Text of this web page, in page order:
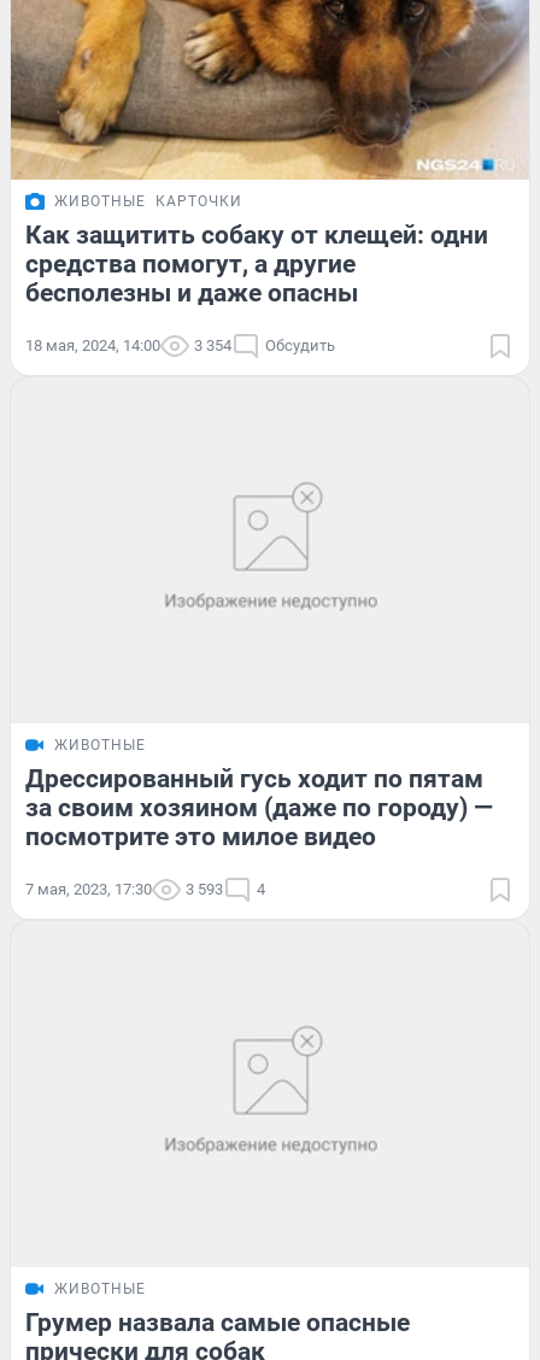
ЖИВОТНЫЕ КАРТОЧКИ
Как защитить собаку от клещей: одни
средства помогут, а другие
бесполезны и даже опасны
18 мая, 2024, 14:00 3 354 Обсудить
ЖИВОТНЫЕ
Дрессированный гусь ходит по пятам
за своим хозяином (даже по городу) —
посмотрите это милое видео
7 мая, 2023, 17:30 3 593 4
ЖИВОТНЫЕ
Грумер назвала самые опасные
прически для собак